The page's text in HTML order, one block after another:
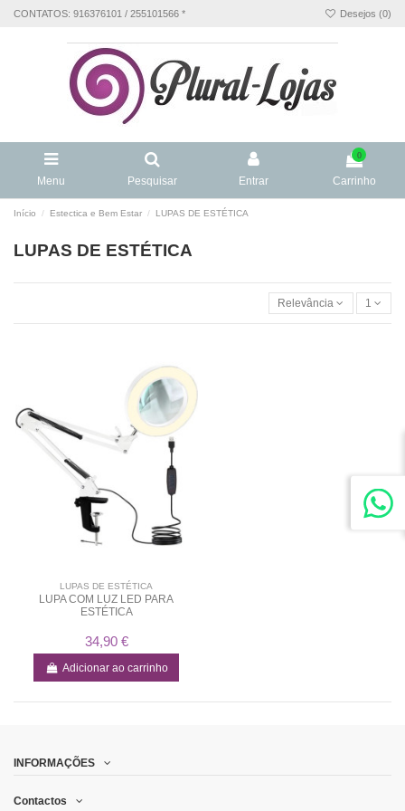
CONTATOS: 916376101 / 255101566 * Desejos (0)
Menu Pesquisar Entrar
0
Carrinho
Início Estectica e Bem Estar LUPAS DE ESTÉTICA
LUPAS DE ESTÉTICA
Relevância 1
LUPAS DE ESTÉTICA
LUPA COM LUZ LED PARA
ESTÉTICA
34,90 €
Adicionar ao carrinho
INFORMAÇÕES
Contactos